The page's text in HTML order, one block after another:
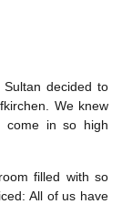
decided to
We knew
come in so high
filled with so
All of us have